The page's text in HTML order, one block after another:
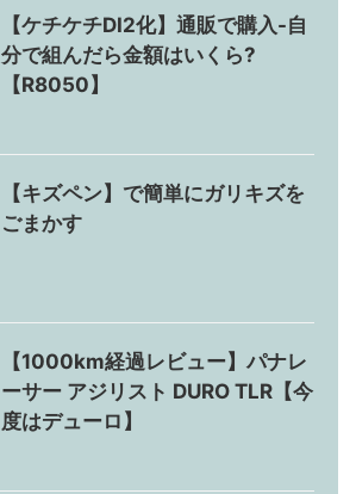
【ケチケチDI2化】通販で購入-自
分で組んだら金額はいくら?
【R8050】
【キズペン】で簡単にガリキズを
ごまかす
【1000km経過レビュー】パナレ
ーサー アジリスト DURO TLR【今
度はデューロ】